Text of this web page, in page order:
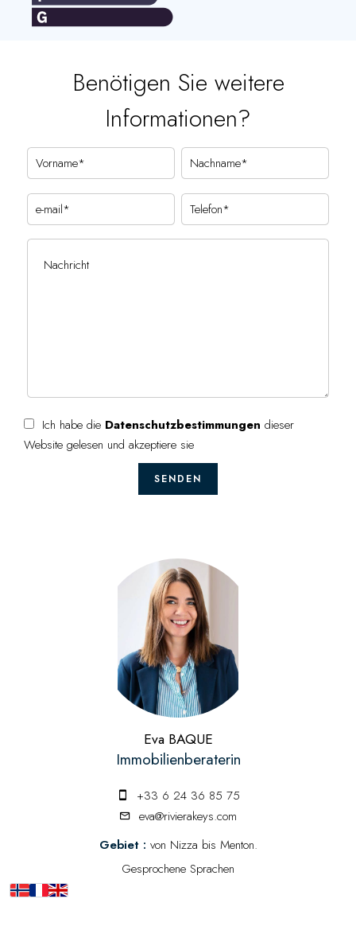
Benötigen Sie weitere
Informationen?
Ich habe die Datenschutzbestimmungen dieser
Website gelesen und akzeptiere sie
SENDEN
Eva BAQUE
Immobilienberaterin
+33 6 24 36 85 75
eva@rivierakeys.com
Gebiet : von Nizza bis Menton.
Gesprochene Sprachen